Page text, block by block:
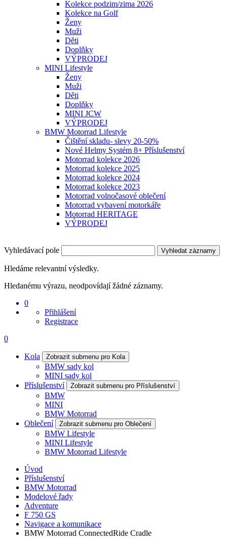
Kolekce podzim/zima 2026
Kolekce na Golf
Ženy
Muži
Děti
Doplňky
VÝPRODEJ
MINI Lifestyle
Ženy
Muži
Děti
Doplňky
MINI JCW
VÝPRODEJ
BMW Motorrad Lifestyle
Čištění skladu- slevy 20-50%
Nové Helmy Systém 8+ Příslušenství
Motorrad kolekce 2026
Motorrad kolekce 2025
Motorrad kolekce 2024
Motorrad kolekce 2023
Motorrad volnočasové oblečení
Motorrad vybavení motorkáře
Motorrad HERITAGE
VÝPRODEJ
Vyhledávací pole Vyhledat záznamy
Hledáme relevantní výsledky.
Hledanému výrazu, neodpovídají žádné záznamy.
0
Přihlášení
Registrace
0
Kola Zobrazit submenu pro Kola
BMW sady kol
MINI sady kol
Příslušenství
Zobrazit submenu pro Příslušenství
BMW
MINI
BMW Motorrad
Oblečení
Zobrazit submenu pro Oblečení
BMW Lifestyle
MINI Lifestyle
BMW Motorrad Lifestyle
Úvod
Příslušenství
BMW Motorrad
Modelové řady
Adventure
F 750 GS
Navigace a komunikace
BMW Motorrad ConnectedRide Cradle